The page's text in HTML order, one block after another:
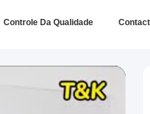
Controle Da Qualidade